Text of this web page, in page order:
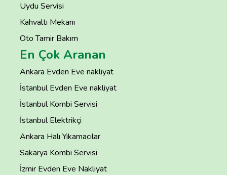
Uydu Servisi
Kahvaltı Mekanı
Oto Tamir Bakım
En Çok Aranan
Ankara Evden Eve nakliyat
İstanbul Evden Eve nakliyat
İstanbul Kombi Servisi
İstanbul Elektrikçi
Ankara Halı Yıkamacılar
Sakarya Kombi Servisi
İzmir Evden Eve Nakliyat